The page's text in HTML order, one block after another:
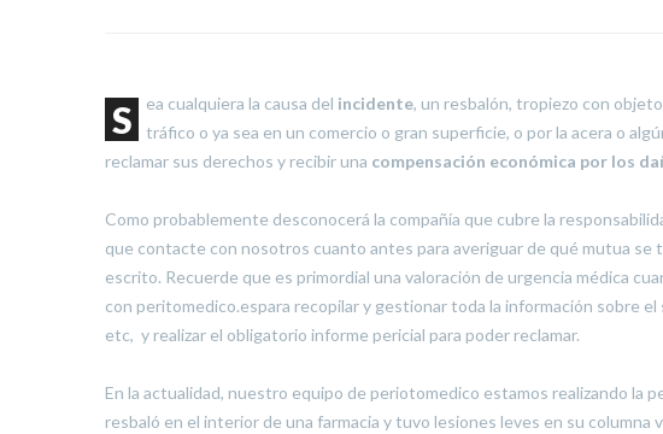
S ea cualquiera la causa del incidente, un resbalón, tropiezo con
tráfico o ya sea en un comercio o gran superficie, o por la acera o
reclamar sus derechos y recibir una compensación económica por los
Como probablemente desconocerá la compañía que cubre la
que contacte con nosotros cuanto antes para averiguar de qué mutua se
escrito. Recuerde que es primordial una valoración de urgencia médica
con peritomedico.espara recopilar y gestionar toda la información sobre
etc, y realizar el obligatorio informe pericial para poder reclamar.
En la actualidad, nuestro equipo de periotomedico estamos realizando la
resbaló en el interior de una farmacia y tuvo lesiones leves en su columna